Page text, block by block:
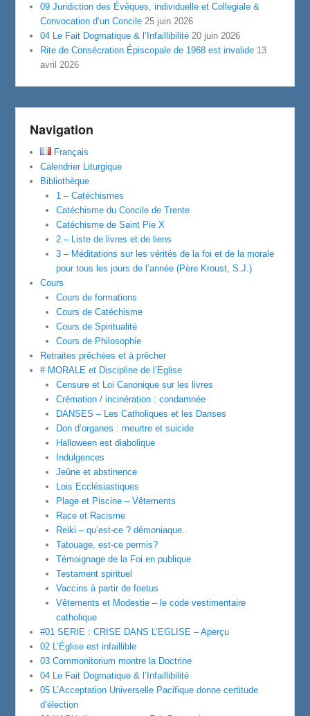
09 Juridiction des Évêques, individuelle et Collegiale &
Convocation d’un Concile 25 juin 2026
04 Le Fait Dogmatique & l’Infaillibilité 20 juin 2026
Rite de Consécration Épiscopale de 1968 est invalide 13
avril 2026
Navigation
Français
Calendrier Liturgique
Bibliothèque
1 – Catéchismes
Catéchisme du Concile de Trente
Catéchisme de Saint Pie X
2 – Liste de livres et de liens
3 – Méditations sur les vérités de la foi et de la morale
pour tous les jours de l’année (Père Kroust, S.J.)
Cours
Cours de formations
Cours de Catéchisme
Cours de Spiritualité
Cours de Philosophie
Retraites prêchées et à prêcher
# MORALE et Discipline de l’Eglise
Censure et Loi Canonique sur les livres
Crémation / incinération : condamnée
DANSES – Les Catholiques et les Danses
Don d’organes : meurtre et suicide
Halloween est diabolique
Indulgences
Jeûne et abstinence
Lois Ecclésiastiques
Plage et Piscine – Vêtements
Race et Racisme
Reiki – qu’est-ce ? démoniaque..
Tatouage, est-ce permis?
Témoignage de la Foi en publique
Testament spirituel
Vaccins à partir de foetus
Vêtements et Modestie – le code vestimentaire
catholique
#01 SERIE : CRISE DANS L’EGLISE – Aperçu
02 L’Église est infaillible
03 Commonitorium montre la Doctrine
04 Le Fait Dogmatique & l’Infaillibilité
05 L’Acceptation Universelle Pacifique donne certitude
d’élection